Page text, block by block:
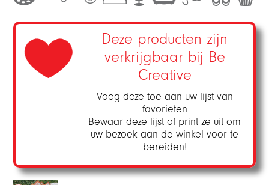
Deze producten zijn
verkrijgbaar bij Be
Creative
Voeg deze toe aan uw lijst van
favorieten
Bewaar deze lijst of print ze uit om
uw bezoek aan de winkel voor te
bereiden!